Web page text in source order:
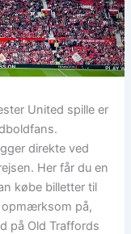
United spille er
direkte ved
Her får du en
købe billetter til
på,
på Old Traffords